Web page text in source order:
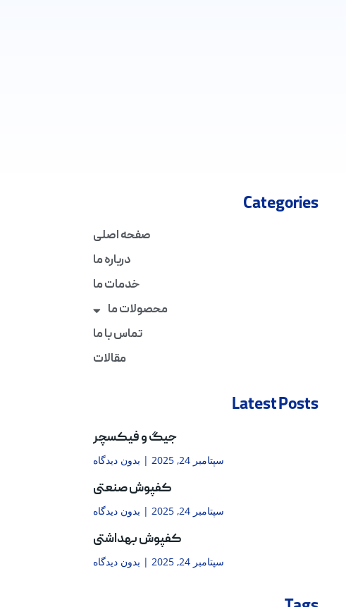
Categories
صفحه اصلی
درباره ما
خدمات ما
محصولات ما
تماس با ما
مقالات
Latest Posts
جیگ و فیکسچر
سپتامبر 24, 2025 بدون دیدگاه
کفپوش صنعتی
سپتامبر 24, 2025 بدون دیدگاه
کفپوش بهداشتی
سپتامبر 24, 2025 بدون دیدگاه